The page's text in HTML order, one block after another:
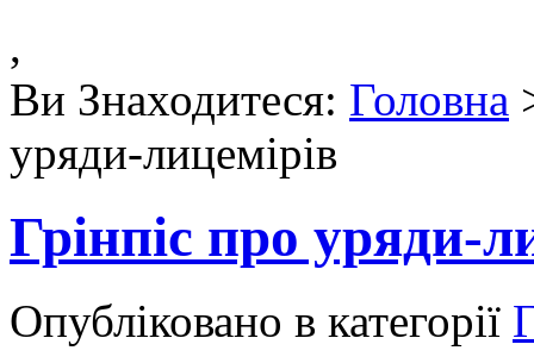
,
Ви Знаходитеся: Головна
уряди-лицемірів
Грінпіс про уряди-
Опубліковано в категорії